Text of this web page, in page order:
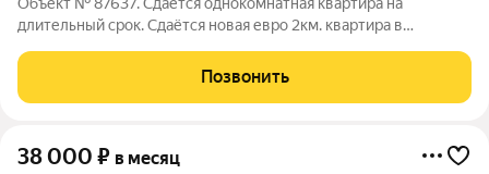
длительный срок. Сдаётся новая евро 2км. квартира в
Большая лоджия. Преимущество семейным парам. Без
животных. Не курящим.
Позвонить
38 000 ₽ в месяц